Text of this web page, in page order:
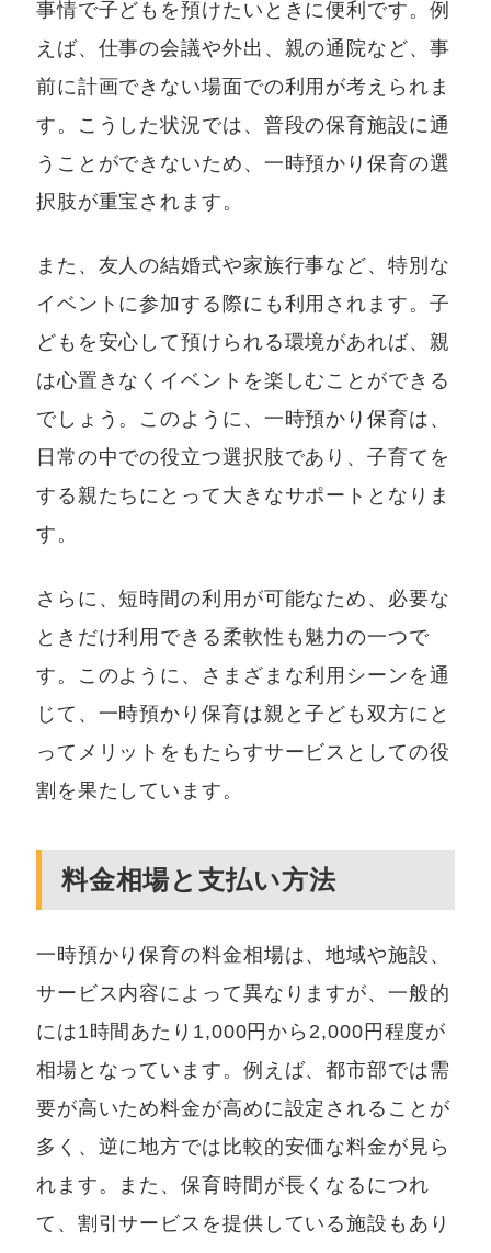
事情で子どもを預けたいときに便利です。例
えば、仕事の会議や外出、親の通院など、事
前に計画できない場面での利用が考えられま
す。こうした状況では、普段の保育施設に通
うことができないため、一時預かり保育の選
択肢が重宝されます。
また、友人の結婚式や家族行事など、特別な
イベントに参加する際にも利用されます。子
どもを安心して預けられる環境があれば、親
は心置きなくイベントを楽しむことができる
でしょう。このように、一時預かり保育は、
日常の中での役立つ選択肢であり、子育てを
する親たちにとって大きなサポートとなりま
す。
さらに、短時間の利用が可能なため、必要な
ときだけ利用できる柔軟性も魅力の一つで
す。このように、さまざまな利用シーンを通
じて、一時預かり保育は親と子ども双方にと
ってメリットをもたらすサービスとしての役
割を果たしています。
料金相場と支払い方法
一時預かり保育の料金相場は、地域や施設、
サービス内容によって異なりますが、一般的
には1時間あたり1,000円から2,000円程度が
相場となっています。例えば、都市部では需
要が高いため料金が高めに設定されることが
多く、逆に地方では比較的安価な料金が見ら
れます。また、保育時間が長くなるにつれ
て、割引サービスを提供している施設もあり